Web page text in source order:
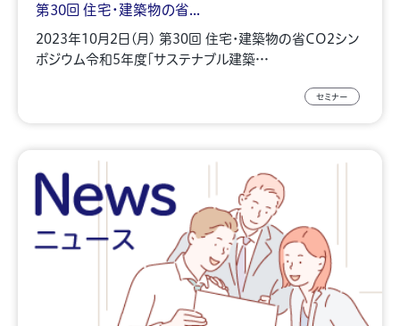
第30回 住宅・建築物の省...
2023年10月2日(月) 第30回 住宅・建築物の省CO2シン
ポジウム令和5年度「サステナブル建築…
セミナー